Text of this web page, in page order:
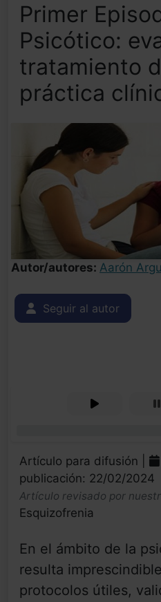
Primer
Psicótico:
tratamiento
práctica
Autor/autores: Aarón
Seguir al autor
Artículo para difusión |
publicación: 22/02/2024
Artículo revisado por
Esquizofrenia
En el ámbito de la
resulta
protocolos útiles,